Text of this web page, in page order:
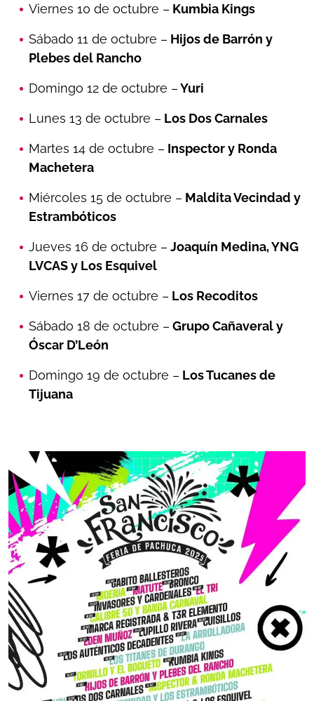
Viernes 10 de octubre – Kumbia Kings
Sábado 11 de octubre – Hijos de Barrón y
Plebes del Rancho
Domingo 12 de octubre –Yuri
Lunes 13 de octubre – Los Dos Carnales
Martes 14 de octubre – Inspector y Ronda
Machetera
Miércoles 15 de octubre – Maldita Vecindad y
Estrambóticos
Jueves 16 de octubre – Joaquín Medina, YNG
LVCAS y Los Esquivel
Viernes 17 de octubre – Los Recoditos
Sábado 18 de octubre – Grupo Cañaveral y
Óscar D’León
Domingo 19 de octubre – Los Tucanes de
Tijuana